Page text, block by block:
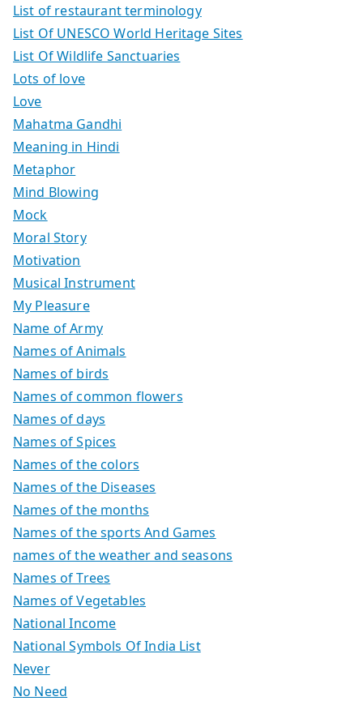
List of restaurant terminology
List Of UNESCO World Heritage Sites
List Of Wildlife Sanctuaries
Lots of love
Love
Mahatma Gandhi
Meaning in Hindi
Metaphor
Mind Blowing
Mock
Moral Story
Motivation
Musical Instrument
My Pleasure
Name of Army
Names of Animals
Names of birds
Names of common flowers
Names of days
Names of Spices
Names of the colors
Names of the Diseases
Names of the months
Names of the sports And Games
names of the weather and seasons
Names of Trees
Names of Vegetables
National Income
National Symbols Of India List
Never
No Need